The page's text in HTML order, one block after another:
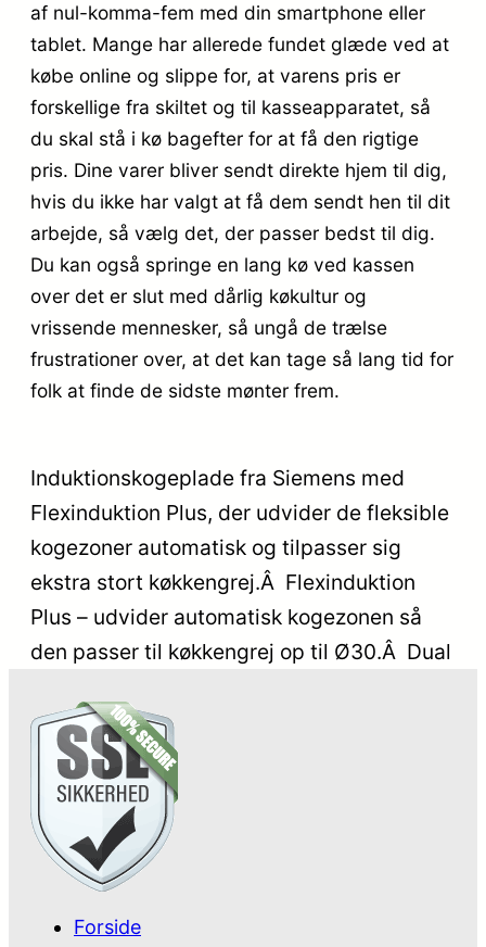
af nul-komma-fem med din smartphone eller
tablet. Mange har allerede fundet glæde ved at
købe online og slippe for, at varens pris er
forskellige fra skiltet og til kasseapparatet, så
du skal stå i kø bagefter for at få den rigtige
pris. Dine varer bliver sendt direkte hjem til dig,
hvis du ikke har valgt at få dem sendt hen til dit
arbejde, så vælg det, der passer bedst til dig.
Du kan også springe en lang kø ved kassen
over det er slut med dårlig køkultur og
vrissende mennesker, så ungå de trælse
frustrationer over, at det kan tage så lang tid for
folk at finde de sidste mønter frem.
Induktionskogeplade fra Siemens med
Flexinduktion Plus, der udvider de fleksible
kogezoner automatisk og tilpasser sig
ekstra stort køkkengrej.Â Flexinduktion
Plus – udvider automatisk kogezonen så
den passer til køkkengrej op til Ø30.Â Dual
Forside